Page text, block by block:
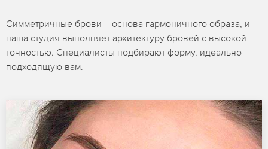
Симметричные брови – основа гармоничного образа, и
наша студия выполняет архитектуру бровей с высокой
точностью. Специалисты подбирают форму, идеально
подходящую вам.